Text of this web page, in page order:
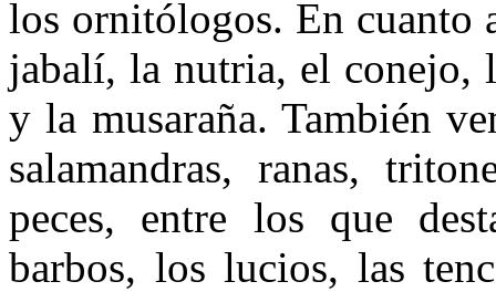
los ornitólogos. En cuanto
jabalí, la nutria, el conejo,
y la musaraña. También
salamandras, ranas,
peces, entre los que
barbos, los lucios, las